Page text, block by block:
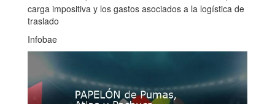
carga impositiva y los gastos asociados a la logística de
traslado
Infobae